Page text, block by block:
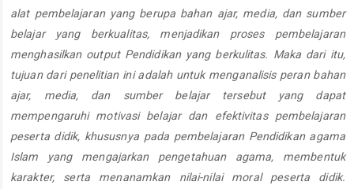
alat pembelajaran yang berupa bahan ajar, media, dan sumber
belajar yang berkualitas, menjadikan proses pembelajaran
menghasilkan output Pendidikan yang berkulitas. Maka dari itu,
tujuan dari penelitian ini adalah untuk menganalisis peran bahan
ajar, media, dan sumber belajar tersebut yang dapat
mempengaruhi motivasi belajar dan efektivitas pembelajaran
peserta didik, khususnya pada pembelajaran Pendidikan agama
Islam yang mengajarkan pengetahuan agama, membentuk
karakter, serta menanamkan nilai-nilai moral peserta didik.